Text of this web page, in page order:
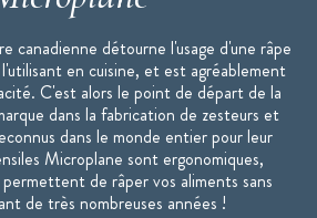
canadienne détourne l'usage d'une râpe
en cuisine, et est agréablement
C'est alors le point de départ de la
dans la fabrication de zesteurs et
dans le monde entier pour leur
Microplane sont ergonomiques,
de râper vos aliments sans
de très nombreuses années !